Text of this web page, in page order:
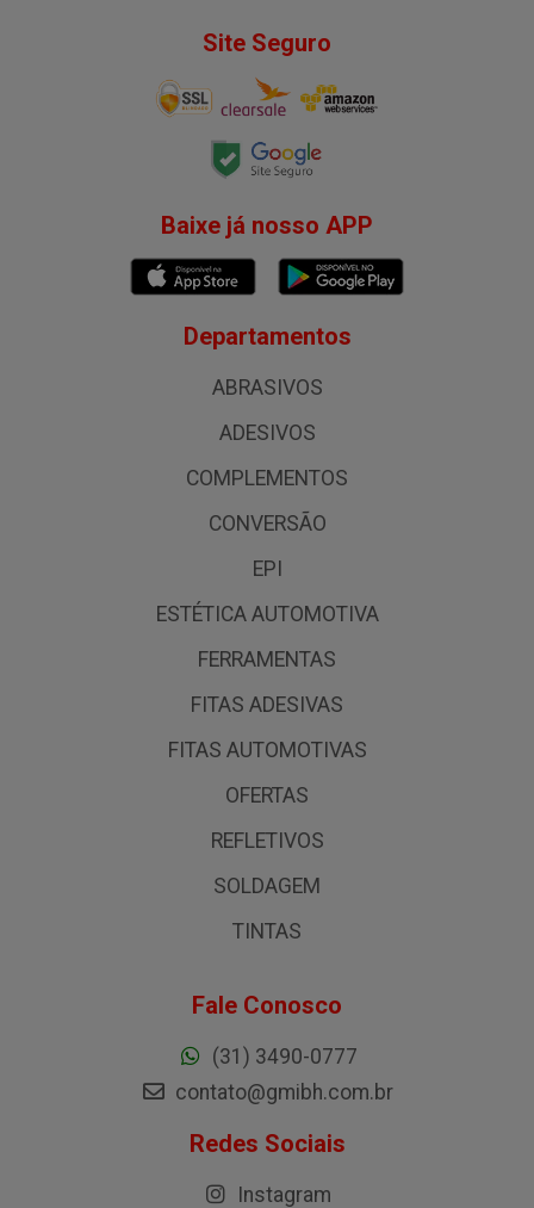
Site Seguro
Baixe já nosso APP
Departamentos
ABRASIVOS
ADESIVOS
COMPLEMENTOS
CONVERSÃO
EPI
ESTÉTICA AUTOMOTIVA
FERRAMENTAS
FITAS ADESIVAS
FITAS AUTOMOTIVAS
OFERTAS
REFLETIVOS
SOLDAGEM
TINTAS
Fale Conosco
(31) 3490-0777
contato@gmibh.com.br
Redes Sociais
Instagram